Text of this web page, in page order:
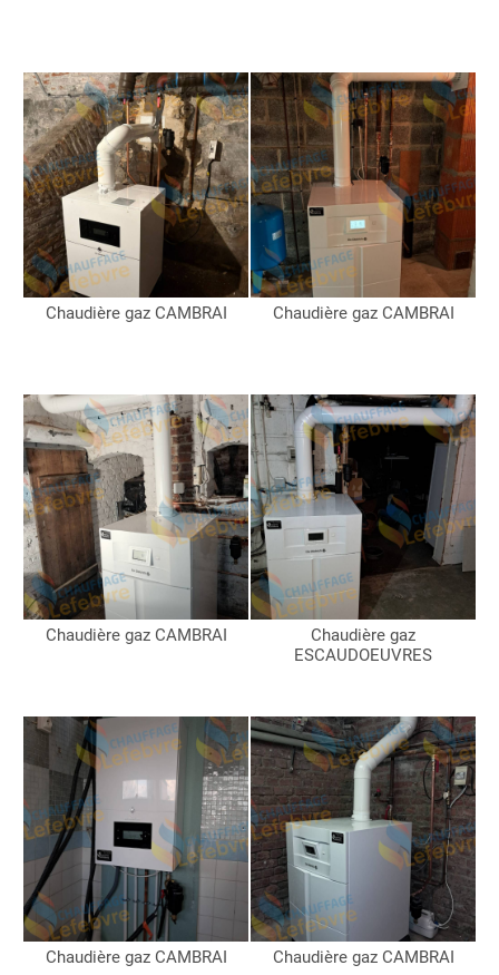
Chaudière gaz CAMBRAI Chaudière gaz CAMBRAI
Chaudière gaz CAMBRAI
Chaudière gaz
ESCAUDOEUVRES
Chaudière gaz CAMBRAI Chaudière gaz CAMBRAI